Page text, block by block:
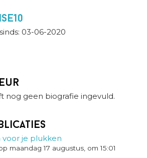
03-06-2020
nog geen biografie ingevuld.
voor je plukken
maandag 17 augustus, om 15:01